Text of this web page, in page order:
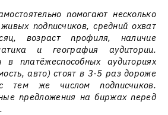
помогают несколько
подписчиков, средний охват
возраст профиля, наличие
и география аудитории.
платёжеспособных аудиториях
авто) стоят в 3-5 раз дороже
с тем же числом подписчиков.
предложения на биржах перед